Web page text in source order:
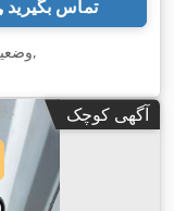
تماس بگیرید
,
آگهی کوچک